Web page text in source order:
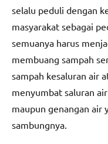
selalu peduli dengan
masyarakat sebagai
semuanya harus
membuang sampah
sampah kesaluran air
menyumbat saluran
maupun genangan air
sambungnya.